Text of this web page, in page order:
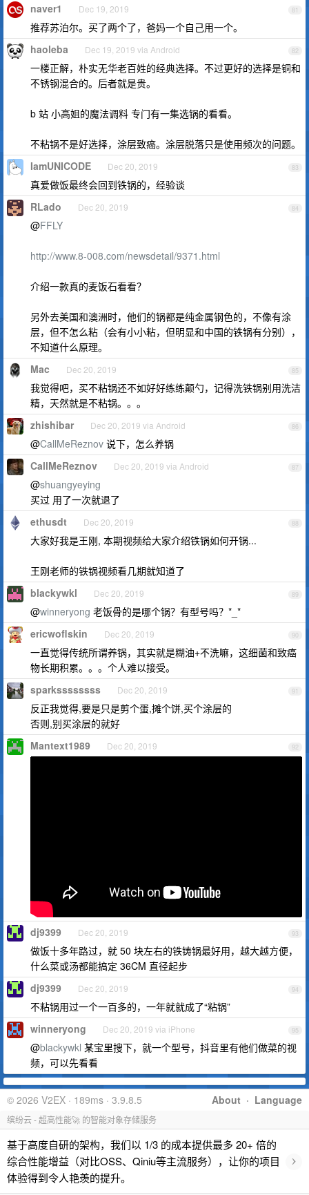
81
naver1 Dec 19, 2019
推荐苏泊尔。买了两个了，爸妈一个自己用一个。
82
haoleba Dec 19, 2019 via Android
一楼正解，朴实无华老百姓的经典选择。不过更好的选择是铜和
不锈钢混合的。后者就是贵。
b 站 小高姐的魔法调料 专门有一集选锅的看看。
不粘锅不是好选择，涂层致癌。涂层脱落只是使用频次的问题。
83
IamUNICODE Dec 20, 2019
真爱做饭最终会回到铁锅的，经验谈
84
RLado Dec 20, 2019
@FFLY
http://www.8-008.com/newsdetail/9371.html
介绍一款真的麦饭石看看？
另外去美国和澳洲时，他们的锅都是纯金属钢色的，不像有涂
层，但不怎么粘（会有小小粘，但明显和中国的铁锅有分别），
不知道什么原理。
85
Mac Dec 20, 2019
我觉得吧，买不粘锅还不如好好练练颠勺，记得洗铁锅别用洗洁
精，天然就是不粘锅。。。
86
zhishibar Dec 20, 2019 via Android
@CallMeReznov 说下，怎么养锅
87
CallMeReznov Dec 20, 2019 via Android
@shuangyeying
买过 用了一次就退了
88
ethusdt Dec 20, 2019
大家好我是王刚, 本期视频给大家介绍铁锅如何开锅...
王刚老师的铁锅视频看几期就知道了
89
blackywkl Dec 20, 2019
@winneryong 老饭骨的是哪个锅？有型号吗？*_*
90
ericwoflskin Dec 20, 2019
一直觉得传统所谓养锅，其实就是糊油+不洗嘛，这细菌和致癌
物长期积累。。。个人难以接受。
91
sparkssssssss Dec 20, 2019
反正我觉得,要是只是剪个蛋,摊个饼,买个涂层的
否则,别买涂层的就好
92
Mantext1989 Dec 20, 2019
93
dj9399 Dec 20, 2019
做饭十多年路过，就 50 块左右的铁铸锅最好用，越大越方便，
什么菜或汤都能搞定 36CM 直径起步
94
dj9399 Dec 20, 2019
不粘锅用过一个一百多的，一年就就成了“粘锅”
95
winneryong Dec 20, 2019 via iPhone
@blackywkl 某宝里搜下，就一个型号，抖音里有他们做菜的视
频，可以先看看
About · Language
© 2026 V2EX · 189ms · 3.9.8.5
缤纷云 - 超高性能🚀 的智能对象存储服务
基于高度自研的架构，我们以 1/3 的成本提供最多 20+ 倍的
综合性能增益（对比OSS、Qiniu等主流服务），让你的项目
体验得到令人艳羡的提升。
›